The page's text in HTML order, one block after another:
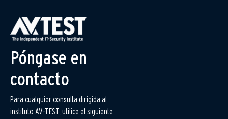
Póngase en
contacto
Para cualquier consulta dirigida al
instituto AV-TEST, utilice el siguiente